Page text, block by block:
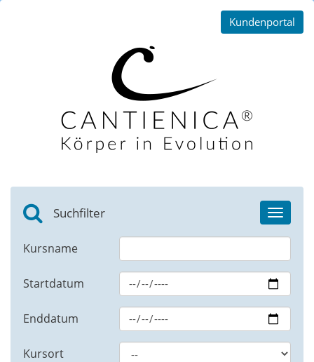
Kundenportal
Toggle
Suchfilter
Kursname
Startdatum
Enddatum
Kursort